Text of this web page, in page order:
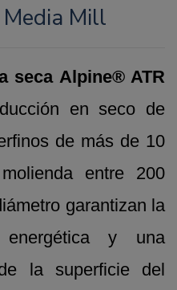
Mill
seca Alpine® ATR
en seco de
de más de 10
entre 200
garantizan la
energética y una
la superficie del